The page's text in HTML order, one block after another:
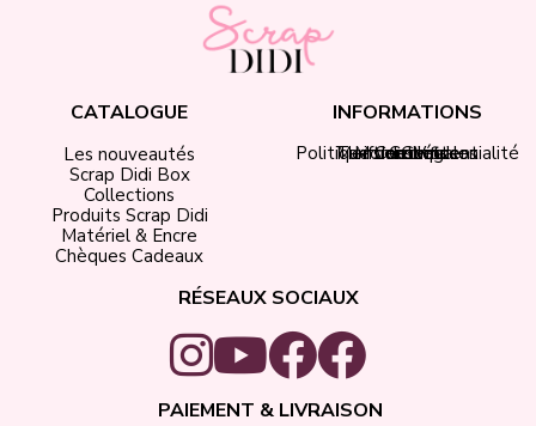
CATALOGUE
Les nouveautés
Scrap Didi Box
Collections
Produits Scrap Didi
Matériel & Encre
Chèques Cadeaux
INFORMATIONS
Contact
Mon compte
CGV
Politique de confidentialité
Mentions légales
Tarifs de livraison
RÉSEAUX SOCIAUX
PAIEMENT & LIVRAISON